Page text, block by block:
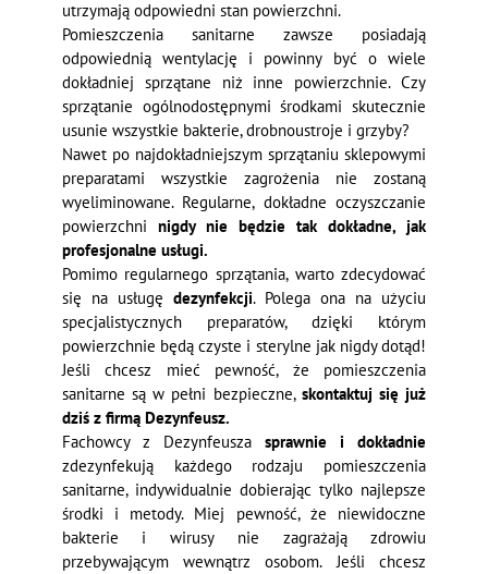
utrzymają odpowiedni stan powierzchni.
Pomieszczenia sanitarne zawsze posiadają
odpowiednią wentylację i powinny być o wiele
dokładniej sprzątane niż inne powierzchnie. Czy
sprzątanie ogólnodostępnymi środkami skutecznie
usunie wszystkie bakterie, drobnoustroje i grzyby?
Nawet po najdokładniejszym sprzątaniu sklepowymi
preparatami wszystkie zagrożenia nie zostaną
wyeliminowane. Regularne, dokładne oczyszczanie
powierzchni nigdy nie będzie tak dokładne, jak
profesjonalne usługi.
Pomimo regularnego sprzątania, warto zdecydować
się na usługę dezynfekcji. Polega ona na użyciu
specjalistycznych preparatów, dzięki którym
powierzchnie będą czyste i sterylne jak nigdy dotąd!
Jeśli chcesz mieć pewność, że pomieszczenia
sanitarne są w pełni bezpieczne, skontaktuj się już
dziś z firmą Dezynfeusz.
Fachowcy z Dezynfeuszasprawnie i dokładnie
zdezynfekują każdego rodzaju pomieszczenia
sanitarne, indywidualnie dobierając tylko najlepsze
środki i metody. Miej pewność, że niewidoczne
bakterie i wirusy nie zagrażają zdrowiu
przebywającym wewnątrz osobom. Jeśli chcesz